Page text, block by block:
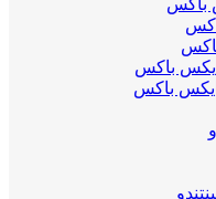
باکس
ایکس باکس
باکس